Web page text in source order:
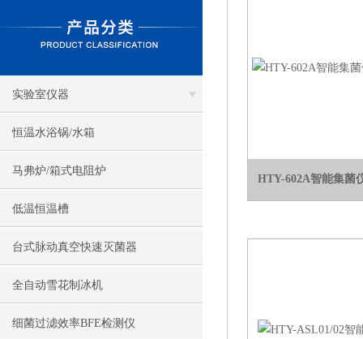
实验室仪器
恒温水浴锅/水箱
马弗炉/箱式电阻炉
低温恒温槽
台式脉动真空快速灭菌器
全自动雪花制冰机
细菌过滤效率BFE检测仪
HTY-602A智能集菌